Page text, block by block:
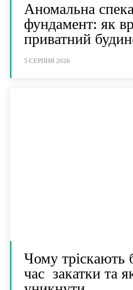
Аномальна
фундамент: як
приватний
5 СЕРПНЯ 2026
Чому тріскають
час закатки та